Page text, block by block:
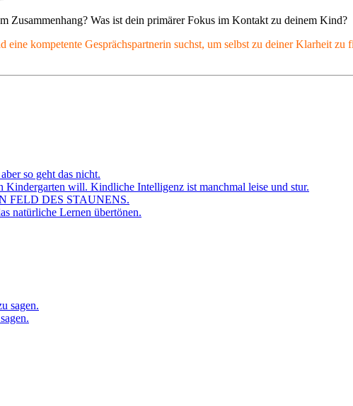
Zusammenhang? Was ist dein primärer Fokus im Kontakt zu deinem Kind?
kompetente Gesprächspartnerin suchst, um selbst zu deiner Klarheit zu
so geht das nicht.
Kindergarten will. Kindliche Intelligenz ist manchmal leise und stur.
FELD DES STAUNENS.
natürliche Lernen übertönen.
sagen.